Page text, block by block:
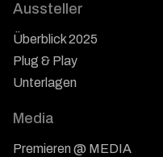
Aussteller
Überblick 2025
Plug & Play
Unterlagen
Media
Premieren @ MEDIA